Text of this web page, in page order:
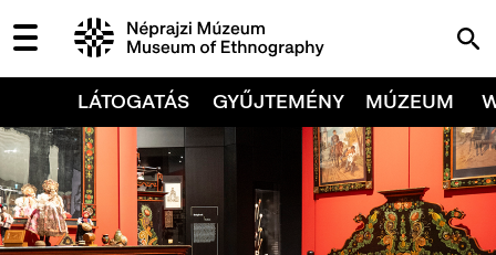
LÁTOGATÁS GYŰJTEMÉNY MÚZEUM